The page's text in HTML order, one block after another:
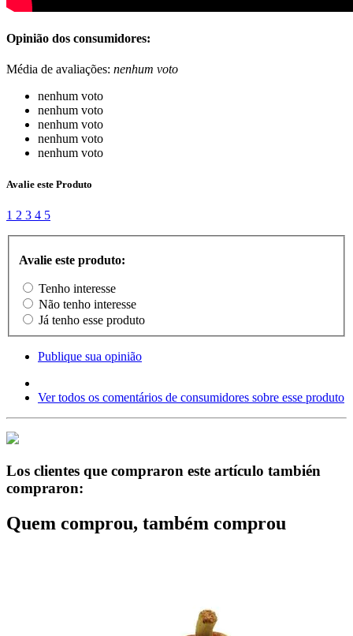
Opinião dos consumidores:
Média de avaliações: nenhum voto
nenhum voto
nenhum voto
nenhum voto
nenhum voto
nenhum voto
Avalie este Produto
1 2 3 4 5
Avalie este produto:
Tenho interesse
Não tenho interesse
Já tenho esse produto
Publique sua opinião
Ver todos os comentários de consumidores sobre esse produto
Los clientes que compraron este artículo también
compraron:
Quem comprou, também comprou